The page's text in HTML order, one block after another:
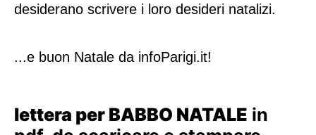
desiderano scrivere i loro desideri natalizi.
...e buon Natale da infoParigi.it!
lettera per BABBO NATALE in